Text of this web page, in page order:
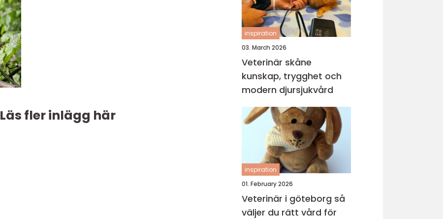
Läs fler inlägg här
inspiration
03. March 2026
Veterinär skåne
kunskap, trygghet och
modern djursjukvård
inspiration
01. February 2026
Veterinär i göteborg så
väljer du rätt vård för